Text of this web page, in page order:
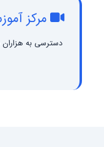
مرکز
دسترسی به